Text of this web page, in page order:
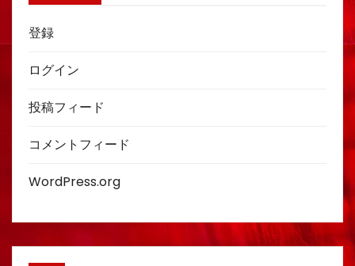
登録
ログイン
投稿フィード
コメントフィード
WordPress.org